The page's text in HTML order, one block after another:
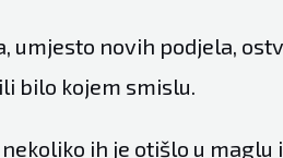
umjesto novih podjela,
bilo kojem smislu.
ih je otišlo u maglu